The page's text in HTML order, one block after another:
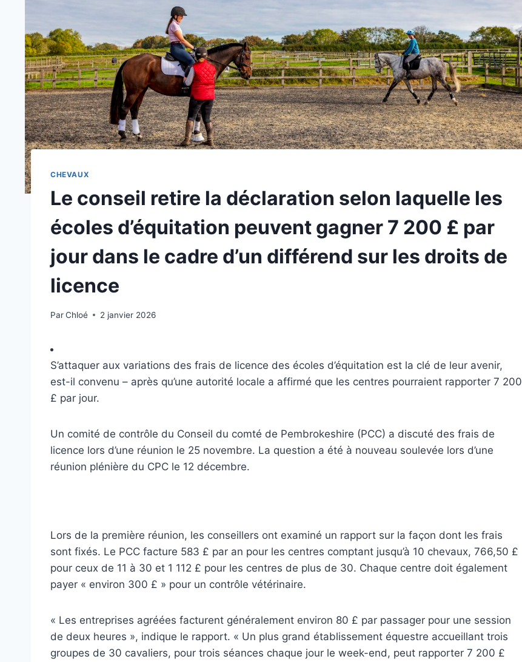
CHEVAUX
Le conseil retire la déclaration selon laquelle les
écoles d’équitation peuvent gagner 7 200 £ par
jour dans le cadre d’un différend sur les droits de
licence
ParChloé 2 janvier 2026
S’attaquer aux variations des frais de licence des écoles d’équitation est la clé de leur avenir,
est-il convenu – après qu’une autorité locale a affirmé que les centres pourraient rapporter 7 200
£ par jour.
Un comité de contrôle du Conseil du comté de Pembrokeshire (PCC) a discuté des frais de
licence lors d’une réunion le 25 novembre. La question a été à nouveau soulevée lors d’une
réunion plénière du CPC le 12 décembre.
Lors de la première réunion, les conseillers ont examiné un rapport sur la façon dont les frais
sont fixés. Le PCC facture 583 £ par an pour les centres comptant jusqu’à 10 chevaux, 766,50 £
pour ceux de 11 à 30 et 1 112 £ pour les centres de plus de 30. Chaque centre doit également
payer « environ 300 £ » pour un contrôle vétérinaire.
« Les entreprises agréées facturent généralement environ 80 £ par passager pour une session
de deux heures », indique le rapport. « Un plus grand établissement équestre accueillant trois
groupes de 30 cavaliers, pour trois séances chaque jour le week-end, peut rapporter 7 200 £